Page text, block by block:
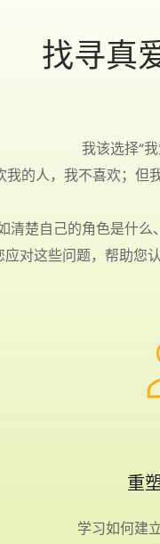
找寻真
我该选择“我
我的人，我不喜欢；但
楚自己的角色是什
应对这些问题，帮助您
重
学习如何建